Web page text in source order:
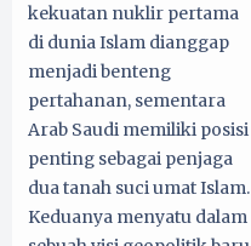
kekuatan nuklir pertama
di dunia Islam dianggap
menjadi benteng
pertahanan, sementara
Arab Saudi memiliki posisi
penting sebagai penjaga
dua tanah suci umat Islam.
Keduanya menyatu dalam